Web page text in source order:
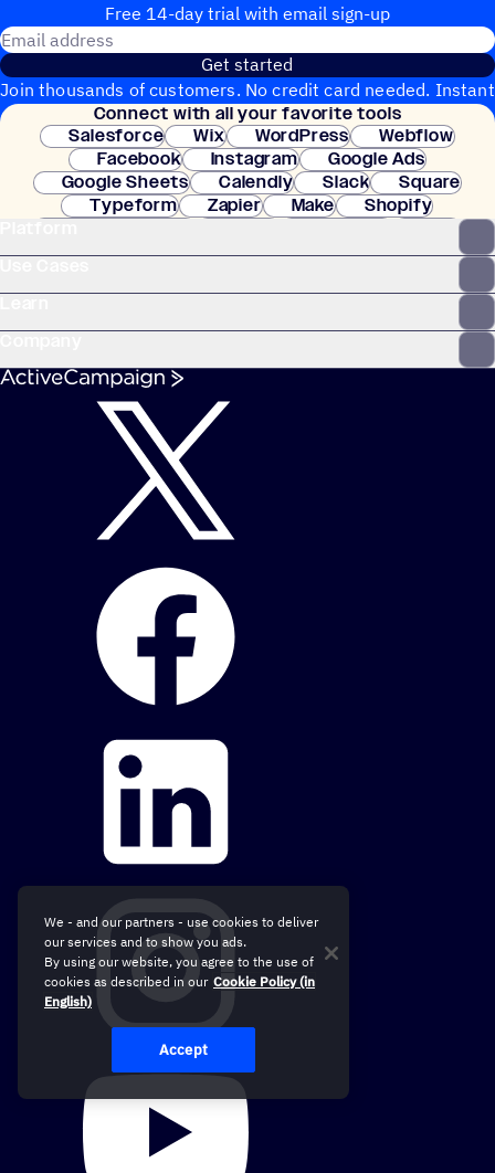
Free 14-day trial with email sign-up
Get started
Join thousands of customers. No credit card needed. Instant
setup.
Connect with all your favorite tools
Salesforce
Wix WordPress
Webflow
Facebook
Instagram
Google Ads
Google Sheets
Calendly Slack
Square
Typeform
Zapier Make
Shopify
Clay
We - and our partners - use cookies to deliver
our services and to show you ads.
By using our website, you agree to the use of
cookies as described in our Cookie Policy (in
English)
Accept